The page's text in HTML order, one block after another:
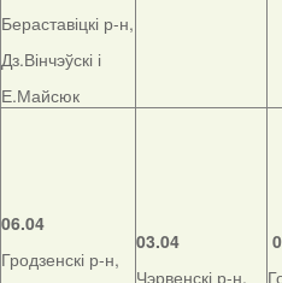
Бераставіцкі р-н,
Дз.Вінчэўскі і
Е.Майсюк
06.04
Гродзенскі р-н,
03.04
Чэрвенскі р-н,